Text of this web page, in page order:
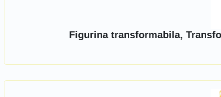
Figurina transformabila,